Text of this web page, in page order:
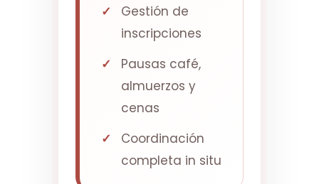
Gestión de
inscripciones
Pausas café,
almuerzos y
cenas
Coordinación
completa in situ